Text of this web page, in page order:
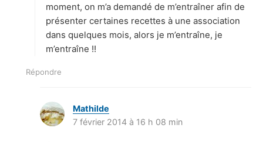
moment, on m’a demandé de m’entraîner afin de
présenter certaines recettes à une association
dans quelques mois, alors je m’entraîne, je
m’entraîne !!
Répondre
Mathilde
i
7 février 2014 à 16 h 08 min